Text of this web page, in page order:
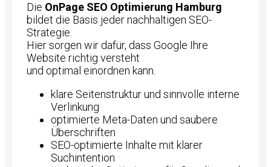
Die OnPage SEO Optimierung Hamburg
bildet die Basis jeder nachhaltigen SEO-
Strategie.
Hier sorgen wir dafür, dass Google Ihre
Website richtig versteht
und optimal einordnen kann.
klare Seitenstruktur und sinnvolle interne
Verlinkung
optimierte Meta-Daten und saubere
Überschriften
SEO-optimierte Inhalte mit klarer
Suchintention